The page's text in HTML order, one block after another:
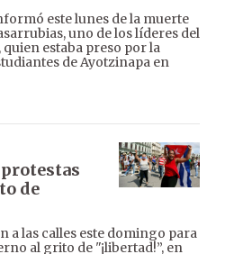
este lunes de la muerte
uno de los líderes del
estaba preso por la
de Ayotzinapa en
de
a las calles este domingo para
al grito de "¡libertad!”, en